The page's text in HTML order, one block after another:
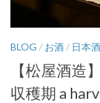
BLOG / お酒/ 日本酒
【松屋酒造
収穫期 a